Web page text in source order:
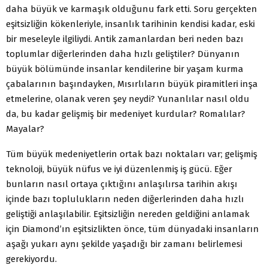
daha büyük ve karmaşık olduğunu fark etti. Soru gerçekten
eşitsizliğin kökenleriyle, insanlık tarihinin kendisi kadar, eski
bir meseleyle ilgiliydi. Antik zamanlardan beri neden bazı
toplumlar diğerlerinden daha hızlı geliştiler? Dünyanın
büyük bölümünde insanlar kendilerine bir yaşam kurma
çabalarının başındayken, Mısırlıların büyük piramitleri inşa
etmelerine, olanak veren şey neydi? Yunanlılar nasıl oldu
da, bu kadar gelişmiş bir medeniyet kurdular? Romalılar?
Mayalar?
Tüm büyük medeniyetlerin ortak bazı noktaları var; gelişmiş
teknoloji, büyük nüfus ve iyi düzenlenmiş iş gücü. Eğer
bunların nasıl ortaya çıktığını anlaşılırsa tarihin akışı
içinde bazı toplulukların neden diğerlerinden daha hızlı
geliştiği anlaşılabilir. Eşitsizliğin nereden geldiğini anlamak
için Diamond’ın eşitsizlikten önce, tüm dünyadaki insanların
aşağı yukarı aynı şekilde yaşadığı bir zamanı belirlemesi
gerekiyordu.